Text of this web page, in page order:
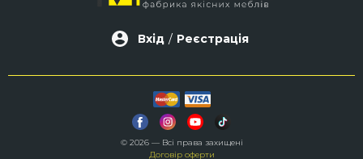
Вхід / Реєстрація
© 2026 — Всі права захищені
Договір оферти